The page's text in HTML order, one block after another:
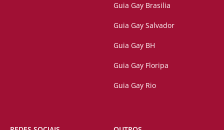
Guia Gay Brasilia
Guia Gay Salvador
Guia Gay BH
Guia Gay Floripa
Guia Gay Rio